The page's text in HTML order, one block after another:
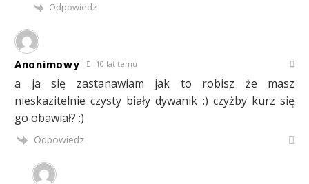
Odpowiedz
Anonimowy 10 lat temu
a ja się zastanawiam jak to robisz że masz
nieskazitelnie czysty biały dywanik :) czyżby kurz się
go obawiał? :)
Odpowiedz